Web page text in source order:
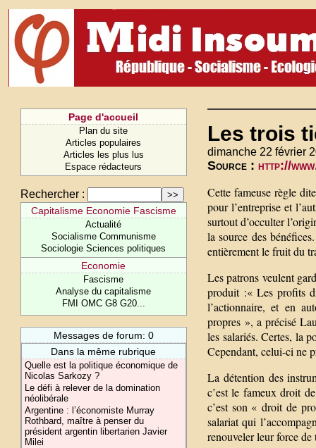
Page d'accueil
Plan du site
Articles populaires
Articles les plus lus
Espace rédacteurs
Rechercher :
Capitalisme Economie Fascisme
Actualité
Socialisme Communisme
Sociologie Sciences politiques
Economie
Fascisme
Analyse du capitalisme
FMI OMC G8 G20...
Messages de forum: 0
Dans la même rubrique
Quelle est la politique économique de
Nicolas Sarkozy ?
Le défi à relever de la domination
néolibérale
Argentine : l’économiste Murray
Rothbard, maître à penser du
président argentin libertarien Javier
Milei
Les trois
dimanche 22 février
Source : http://
Cette fameuse règle
pour l’entreprise et
surtout d’occulter
la source des
entièrement le fruit du
Les patrons veulent
produit :« Les profits
l’actionnaire, et en
propres », a précisé
les salariés. Certes, la
Cependant, celui-ci ne
La détention des
c’est le fameux droit
c’est son « droit de
salariat qui
renouveler leur force